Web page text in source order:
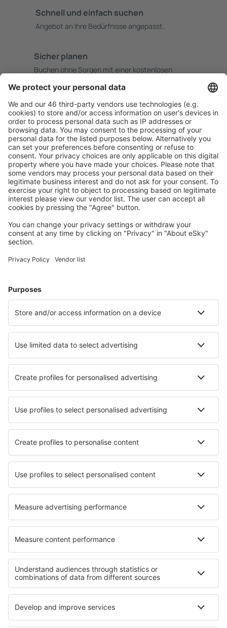
Schnell und einfach suchen
Angebot an Ihre Bedürfnisse angepasst.
Sicher planen
Buchen ohne Sorgen mit einer kostenlosen
Mehr sparen
Attraktive Preise und Spezialangebote für eingeloggte
Benutzer.
Unterkünfte, die Sie mögen
Wählen Sie aus über 1,3 Millionen Unterkünften: Hotels,
Hütten, Apartments und andere.
Unterkünfte in Großbritannien - Beliebte Städte
Unterkunft in Liverpool Unterkunft in Grange Over Sands
Unterkunft in Croydon Unterkunft in Hexham
Die besten Unterkünfte - Städte
Unterkunft in Guarrato
Unterkunft in Saint-Etienne-de-Maurs Unterkunft in Ebenau
Unterkunft in Kinneret-Kvutsa Unterkunft in Zigong
Unterkunft in Škvorec
Die besten Unterkünfte - Regionen
Unterkunft in Wales Unterkunft in Anglesey
Unterkunft in Scotland Unterkunft in England
Unterkunft auf den Kanalinseln Unterkunft in Ile-de-France
Unterkunft in Kreis Dolj Unterkunft in Praia do Forte